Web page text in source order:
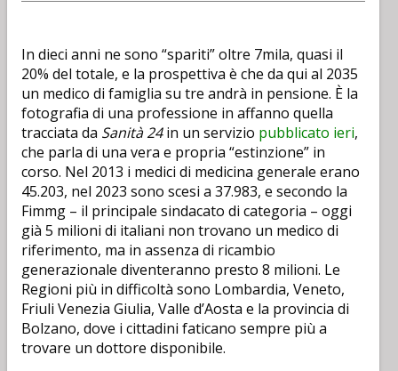
In dieci anni ne sono “spariti” oltre 7mila, quasi il
20% del totale, e la prospettiva è che da qui al 2035
un medico di famiglia su tre andrà in pensione. È la
fotografia di una professione in affanno quella
tracciata da Sanità 24in un servizio pubblicato ieri,
che parla di una vera e propria “estinzione” in
corso. Nel 2013 i medici di medicina generale erano
45.203, nel 2023 sono scesi a 37.983, e secondo la
Fimmg – il principale sindacato di categoria – oggi
già 5 milioni di italiani non trovano un medico di
riferimento, ma in assenza di ricambio
generazionale diventeranno presto 8 milioni. Le
Regioni più in difficoltà sono Lombardia, Veneto,
Friuli Venezia Giulia, Valle d’Aosta e la provincia di
Bolzano, dove i cittadini faticano sempre più a
trovare un dottore disponibile.